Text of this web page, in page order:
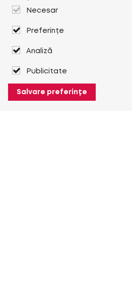
Necesar
Preferințe
Analiză
Publicitate
Salvare preferințe